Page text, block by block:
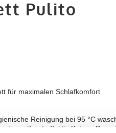
Pulito
für maximalen Schlafkomfort
Reinigung bei 95 °C
entfernt effektiv Keime,